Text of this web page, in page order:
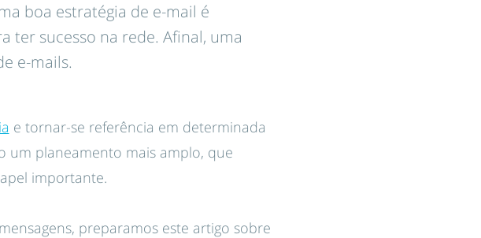
boa estratégia de e-mail é
ter sucesso na rede. Afinal, uma
e-mails.
e tornar-se referência em determinada
um planeamento mais amplo, que
importante.
preparamos este artigo sobre